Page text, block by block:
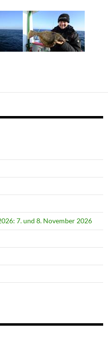
7. und 8. November 2026